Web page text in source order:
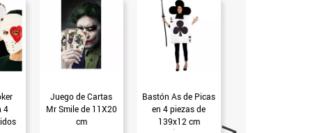
4
Juego de Cartas
Mr Smile de 11X20
cm
Bastón As de Picas
en 4 piezas de
139x12 cm